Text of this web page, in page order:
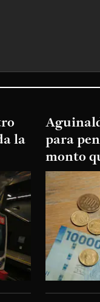
la
para
monto